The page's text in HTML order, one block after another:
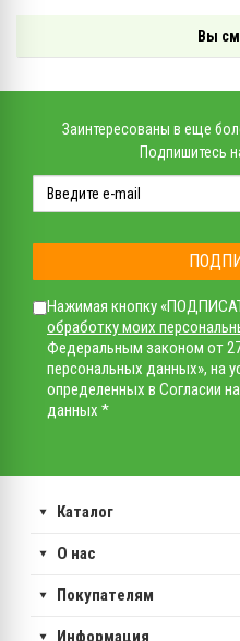
Вы
Заинтересованы в еще
Подпишитесь
Нажимая кнопку
обработку моих
Федеральным законом от
персональных данных», на
определенных в Согласии
данных *
Каталог
О нас
Покупателям
Информация